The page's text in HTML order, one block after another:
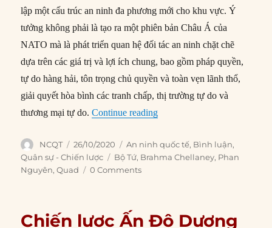
lập một cấu trúc an ninh đa phương mới cho khu vực. Ý
tưởng không phải là tạo ra một phiên bản Châu Á của
NATO mà là phát triển quan hệ đối tác an ninh chặt chẽ
dựa trên các giá trị và lợi ích chung, bao gồm pháp quyền,
tự do hàng hải, tôn trọng chủ quyền và toàn vẹn lãnh thổ,
giải quyết hòa bình các tranh chấp, thị trường tự do và
thương mại tự do.Continue reading“Bộ tứ đang tăng cường hợp
Author
NCQT
Posted
on
26/10/2020 Categories
An ninh quốc tế, Bình luận,
Quân sự - Chiến lược
Tags
Bộ Tứ, Brahma Chellaney, Phan
Nguyên,Quad 0 Comments
Chiến lược Ấn Độ Dương